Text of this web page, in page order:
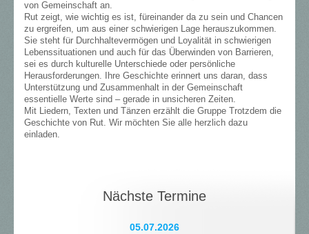
von Gemeinschaft an.
Rut zeigt, wie wichtig es ist, füreinander da zu sein und Chancen
zu ergreifen, um aus einer schwierigen Lage herauszukommen.
Sie steht für Durchhaltevermögen und Loyalität in schwierigen
Lebenssituationen und auch für das Überwinden von Barrieren,
sei es durch kulturelle Unterschiede oder persönliche
Herausforderungen. Ihre Geschichte erinnert uns daran, dass
Unterstützung und Zusammenhalt in der Gemeinschaft
essentielle Werte sind – gerade in unsicheren Zeiten.
Mit Liedern, Texten und Tänzen erzählt die Gruppe Trotzdem die
Geschichte von Rut. Wir möchten Sie alle herzlich dazu
einladen.
Nächste Termine
05.07.2026